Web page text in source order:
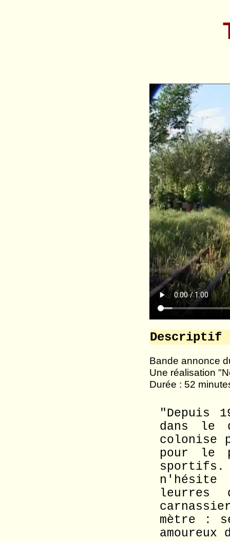
Descriptif
Bande annonce
Une réalisation
Durée : 52
"Depuis
dans le
colonise
pour le
n'hésite
leurres
mètre :